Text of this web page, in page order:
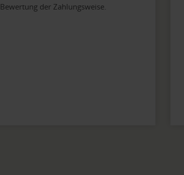
Bewertung der Zahlungsweise.